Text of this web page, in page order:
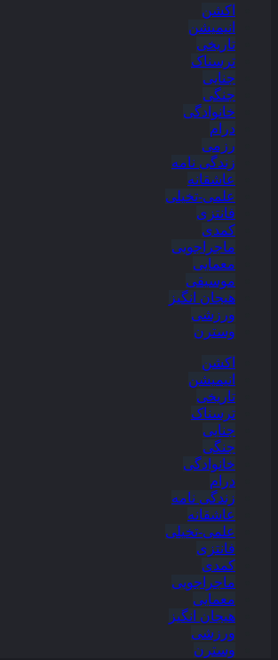
اکشن
انیمیشن
تاریخی
ترسناک
جنایی
جنگی
خانوادگی
درام
رزمی
زندگی نامه
عاشقانه
علمی-تخیلی
فانتزی
کمدی
ماجراجویی
معمایی
موسیقی
هیجان انگیز
ورزشی
وسترن
اکشن
انیمیشن
تاریخی
ترسناک
جنایی
جنگی
خانوادگی
درام
زندگی نامه
عاشقانه
علمی-تخیلی
فانتزی
کمدی
ماجراجویی
معمایی
هیجان انگیز
ورزشی
وسترن